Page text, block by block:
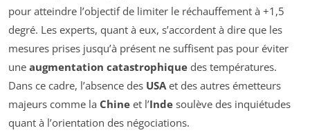
pour atteindre l’objectif de limiter le réchauffement à +1,5
degré. Les experts, quant à eux, s’accordent à dire que les
mesures prises jusqu’à présent ne suffisent pas pour éviter
une augmentation catastrophique des températures.
Dans ce cadre, l’absence des USA et des autres émetteurs
majeurs comme la Chine et l’Inde soulève des inquiétudes
quant à l’orientation des négociations.